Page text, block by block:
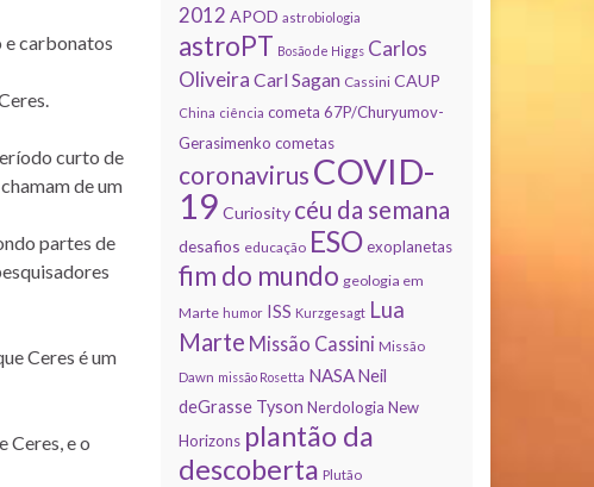
e carbonatos
curto de
de um
partes de
Ceres é um
Ceres, e o
2012 APOD astrobiologia
astroPT Bosão de Higgs Carlos
Oliveira Carl Sagan Cassini CAUP
China ciência cometa 67P/Churyumov-
Gerasimenko cometas
coronavirus COVID-
19 Curiosity céu da semana
desafios educação ESO exoplanetas
fim do mundo geologia em
Marte humor ISS Kurzgesagt Lua
Marte Missão Cassini Missão
Dawn missão Rosetta NASA Neil
deGrasse Tyson Nerdologia New
Horizons plantão da
descoberta Plutão